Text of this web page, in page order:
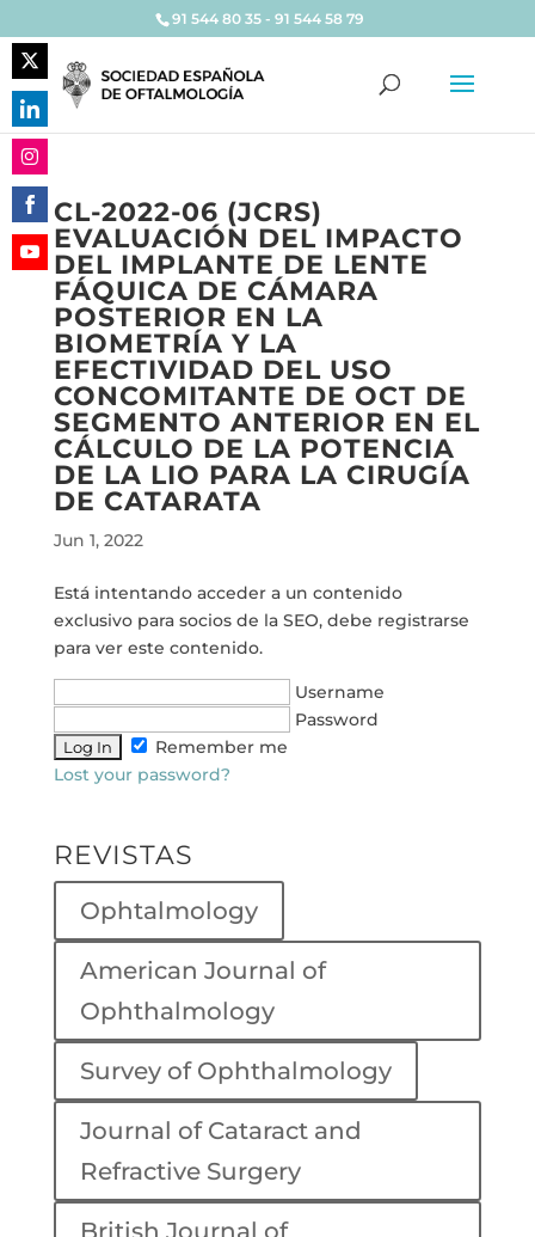
91 544 80 35 - 91 544 58 79
CL-2022-06 (JCRS)
EVALUACIÓN DEL IMPACTO
DEL IMPLANTE DE LENTE
FÁQUICA DE CÁMARA
POSTERIOR EN LA
BIOMETRÍA Y LA
EFECTIVIDAD DEL USO
CONCOMITANTE DE OCT DE
SEGMENTO ANTERIOR EN EL
CÁLCULO DE LA POTENCIA
DE LA LIO PARA LA CIRUGÍA
DE CATARATA
Jun 1, 2022
Está intentando acceder a un contenido
exclusivo para socios de la SEO, debe registrarse
para ver este contenido.
Username
Password
Remember me
Lost your password?
REVISTAS
Ophtalmology
American Journal of
Ophthalmology
Survey of Ophthalmology
Journal of Cataract and
Refractive Surgery
British Journal of
Share
on
Twitter
Share
on
LinkedIn
Share
on
Instagram
Share
on
Facebook
Share
YouTube